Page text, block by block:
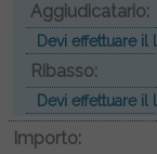
Aggiudicatario:
Devi effettuare
Ribasso:
Devi effettuare
Importo: